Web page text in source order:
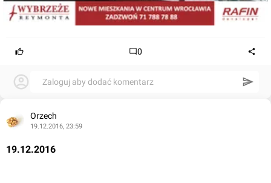
0
Zaloguj aby dodać komentarz
Orzech
19.12.2016, 23:59
19.12.2016